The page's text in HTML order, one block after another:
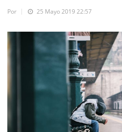
Por 25 Mayo 2019 22:57